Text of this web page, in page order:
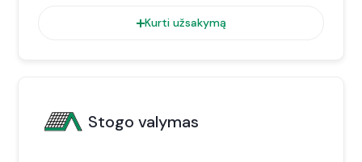
Kurti užsakymą
Stogo valymas